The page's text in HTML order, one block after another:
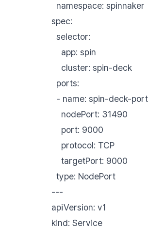
namespace: spinnaker
spec:
selector:
app: spin
cluster: spin-deck
ports:
- name: spin-deck-port
nodePort: 31490
port: 9000
protocol: TCP
targetPort: 9000
type: NodePort
---
apiVersion: v1
kind: Service